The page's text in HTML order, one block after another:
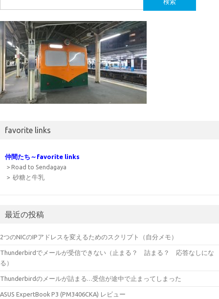
索:
favorite links
仲間たち～favorite links
> Road to Sendagaya
> 砂糖と牛乳
最近の投稿
2つのNICのIPアドレスを変えるためのスクリプト（自分メモ）
Thunderbirdでメールが受信できない（止まる？ 詰まる？ 応答なしにな
る）
Thunderbirdのメールが詰まる…受信が途中で止まってしまった
ASUS ExpertBook P3 (PM3406CKA) レビュー